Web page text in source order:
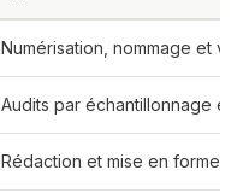
Numérisation, nommage et
Audits par échantillonnage et
Rédaction et mise en forme